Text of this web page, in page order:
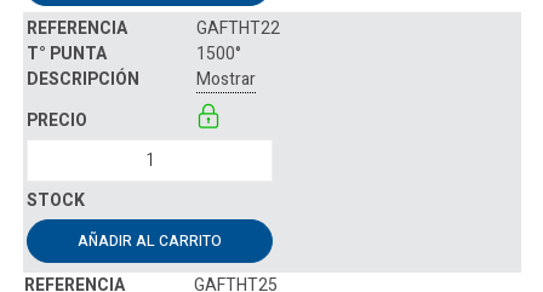
GAFTHT22
1500°
Mostrar
AÑADIR AL CARRITO
GAFTHT25